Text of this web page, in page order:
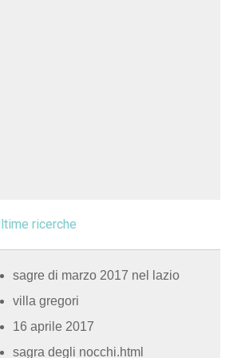
ricerche
sagre di marzo 2017 nel lazio
villa gregori
16 aprile 2017
sagra degli nocchi.html